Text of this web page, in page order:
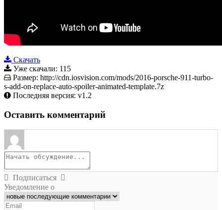
Скачать
Уже скачали: 115
Размер: http://cdn.iosvision.com/mods/2016-porsche-911-turbo-
s-add-on-replace-auto-spoiler-animated-template.7z
Последняя версия: v1.2
Оставить комментарий
Подписаться
Уведомление о